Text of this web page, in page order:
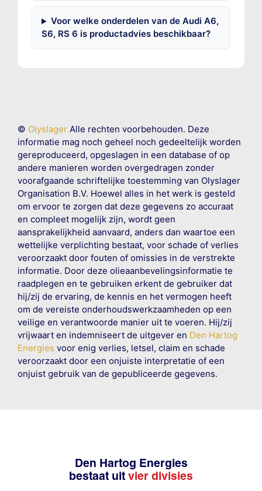
Voor welke onderdelen van de Audi A6,
S6, RS 6 is productadvies beschikbaar?
© OlyslagerAlle rechten voorbehouden. Deze
informatie mag noch geheel noch gedeeltelijk worden
gereproduceerd, opgeslagen in een database of op
andere manieren worden overgedragen zonder
voorafgaande schriftelijke toestemming van Olyslager
Organisation B.V. Hoewel alles in het werk is gesteld
om ervoor te zorgen dat deze gegevens zo accuraat
en compleet mogelijk zijn, wordt geen
aansprakelijkheid aanvaard, anders dan waartoe een
wettelijke verplichting bestaat, voor schade of verlies
veroorzaakt door fouten of omissies in de verstrekte
informatie. Door deze olieaanbevelingsinformatie te
raadplegen en te gebruiken erkent de gebruiker dat
hij/zij de ervaring, de kennis en het vermogen heeft
om de vereiste onderhoudswerkzaamheden op een
veilige en verantwoorde manier uit te voeren. Hij/zij
vrijwaart en indemniseert de uitgever en Den Hartog
Energies voor enig verlies, letsel, claim en schade
veroorzaakt door een onjuiste interpretatie of een
onjuist gebruik van de gepubliceerde gegevens.
Den Hartog Energies
bestaat uit vier divisies